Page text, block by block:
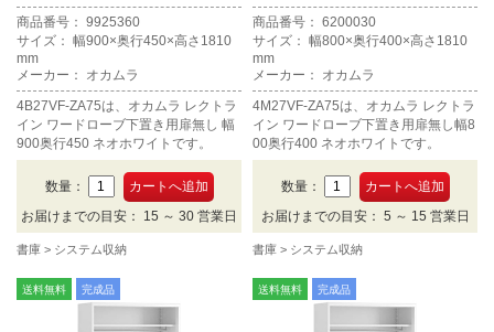
商品番号： 9925360
サイズ： 幅900×奥行450×高さ1810
mm
メーカー： オカムラ
4B27VF-ZA75は、オカムラ レクトラ
イン ワードローブ下置き用扉無し 幅
900奥行450 ネオホワイトです。
数量：
お届けまでの目安： 15 ～ 30 営業日
書庫 システム収納
商品番号： 6200030
サイズ： 幅800×奥行400×高さ1810
mm
メーカー： オカムラ
4M27VF-ZA75は、オカムラ レクトラ
イン ワードローブ下置き用扉無し幅8
00奥行400 ネオホワイトです。
数量：
お届けまでの目安： 5 ～ 15 営業日
書庫 システム収納
送料無料 完成品 送料無料 完成品